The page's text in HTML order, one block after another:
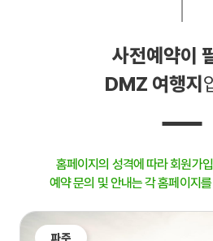
사전예약이
DMZ 여행지
홈페이지의 성격에 따라 회원가
예약 문의 및 안내는 각 홈페이지
파주